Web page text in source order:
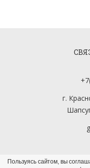
г.
Пользуясь сайтом, вы